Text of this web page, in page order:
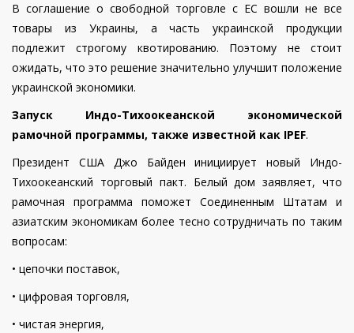
В соглашение о свободной торговле с ЕС вошли не все
товары из Украины, а часть украинской продукции
подлежит строгому квотированию. Поэтому не стоит
ожидать, что это решение значительно улучшит положение
украинской экономики.
Запуск Индо-Тихоокеанской экономической
рамочной программы, также известной как IPEF.
Президент США Джо Байден инициирует новый Индо-
Тихоокеанский торговый пакт. Белый дом заявляет, что
рамочная программа поможет Соединенным Штатам и
азиатским экономикам более тесно сотрудничать по таким
вопросам:
• цепочки поставок,
• цифровая торговля,
• чистая энергия,